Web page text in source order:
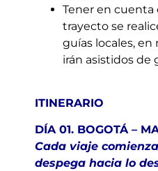
Tener en cuenta
trayecto se
guías locales,
irán asistidos de
ITINERARIO
DÍA 01. BOGOTÁ –
Cada viaje
despega hacia lo